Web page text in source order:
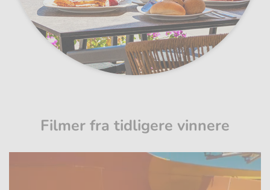
Filmer fra tidligere vinnere